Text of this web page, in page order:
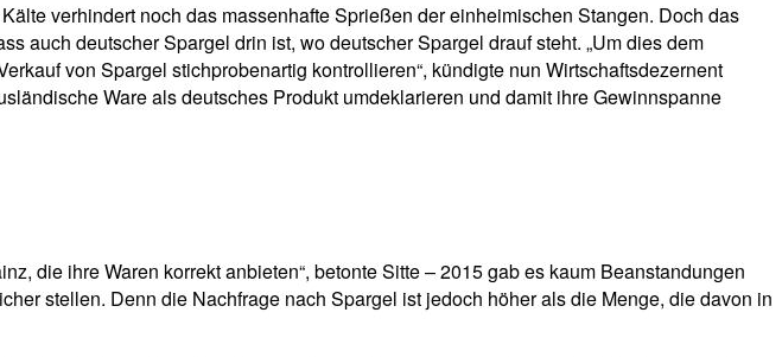
verhindert noch das massenhafte Sprießen der einheimischen Stangen. Doch das
auch deutscher Spargel drin ist, wo deutscher Spargel drauf steht. „Um dies dem
von Spargel stichprobenartig kontrollieren“, kündigte nun Wirtschaftsdezernent
Ware als deutsches Produkt umdeklarieren und damit ihre Gewinnspanne
die ihre Waren korrekt anbieten“, betonte Sitte – 2015 gab es kaum Beanstandungen
stellen. Denn die Nachfrage nach Spargel ist jedoch höher als die Menge, die davon in